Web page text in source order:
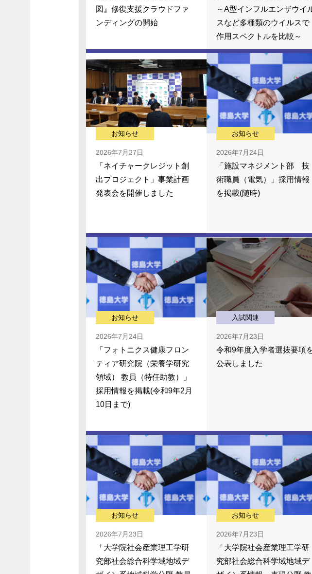
図』修復支援クラウドファ
ンディングの開始
～A型インフルエンザウイ
スなど多種類のウイルスで
作用スペクトルを比較～
お知らせ
2026年7月27日
「ネイチャークレジット創
出プロジェクト」事業計画
発表会を開催しました
お知らせ
2026年7月24日
「施設マネジメント部 技
術職員（電気）」採用情報
を掲載(随時)
お知らせ
2026年7月24日
「フォトニクス健康フロン
ティア研究院（栄養学研究
領域） 教員（特任助教）」
採用情報を掲載(令和9年2月
10日まで)
入試関連
2026年7月23日
令和9年度入学者選抜要項
公表しました
お知らせ
2026年7月23日
「大学院社会産業理工学研
究部社会総合科学域地域デ
お知らせ
2026年7月23日
「大学院社会産業理工学研
究部社会総合科学域地域デ